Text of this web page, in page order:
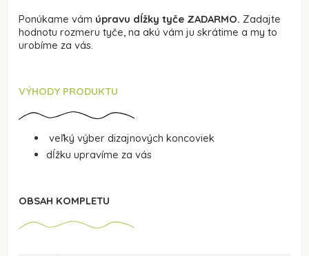
Ponúkame vám úpravu dĺžky tyče ZADARMO. Zadajte
hodnotu rozmeru tyče, na akú vám ju skrátime a my to
urobíme za vás.
VÝHODY PRODUKTU
veľký výber dizajnových koncoviek
dĺžku upravíme za vás
OBSAH KOMPLETU